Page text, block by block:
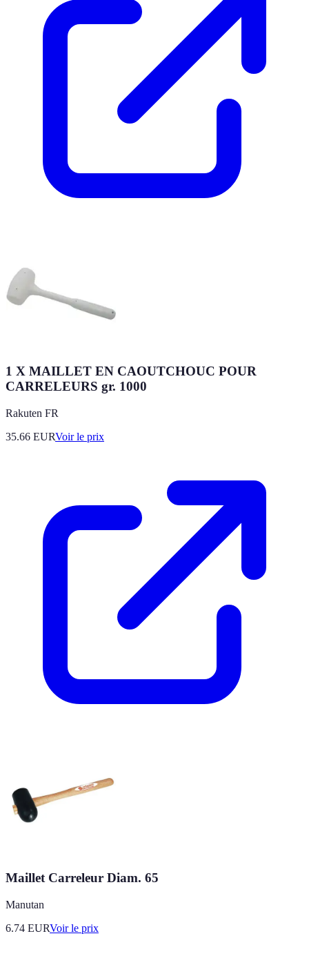
1 X MAILLET EN CAOUTCHOUC POUR
CARRELEURS gr. 1000
Rakuten FR
35.66 EURVoir le prix
Maillet Carreleur Diam. 65
Manutan
6.74 EURVoir le prix